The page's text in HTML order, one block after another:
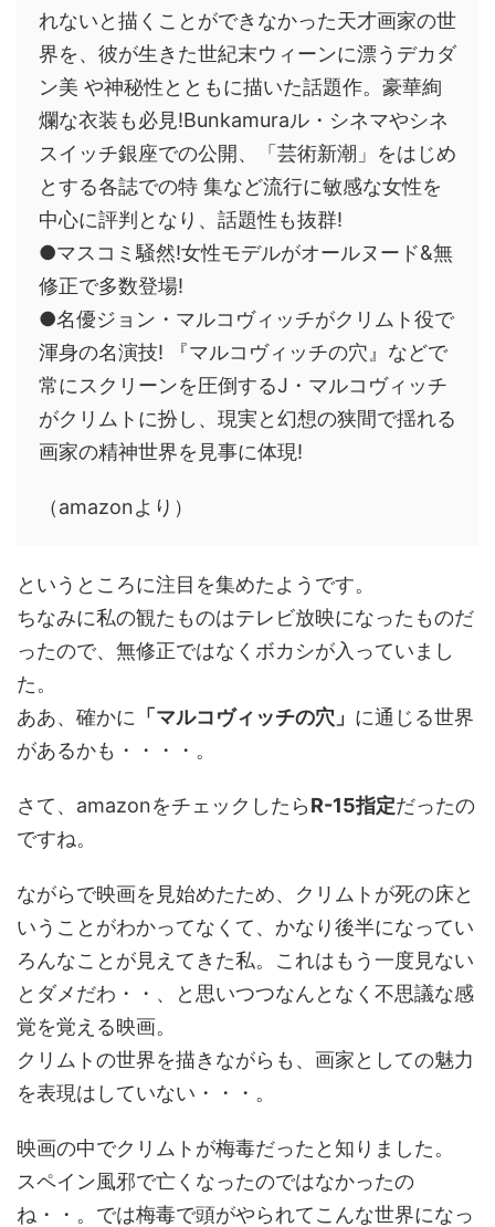
れないと描くことができなかった天才画家の世
界を、彼が生きた世紀末ウィーンに漂うデカダ
ン美 や神秘性とともに描いた話題作。豪華絢
爛な衣装も必見!Bunkamuraル・シネマやシネ
スイッチ銀座での公開、「芸術新潮」をはじめ
とする各誌での特 集など流行に敏感な女性を
中心に評判となり、話題性も抜群!
●マスコミ騒然!女性モデルがオールヌード&無
修正で多数登場!
●名優ジョン・マルコヴィッチがクリムト役で
渾身の名演技! 『マルコヴィッチの穴』などで
常にスクリーンを圧倒するJ・マルコヴィッチ
がクリムトに扮し、現実と幻想の狭間で揺れる
画家の精神世界を見事に体現!
（amazonより）
というところに注目を集めたようです。
ちなみに私の観たものはテレビ放映になったものだ
ったので、無修正ではなくボカシが入っていまし
た。
ああ、確かに 「マルコヴィッチの穴」 に通じる世界
があるかも・・・・。
さて、amazonをチェックしたらR-15指定だったの
ですね。
ながらで映画を見始めたため、クリムトが死の床と
いうことがわかってなくて、かなり後半になってい
ろんなことが見えてきた私。これはもう一度見ない
とダメだわ・・、と思いつつなんとなく不思議な感
覚を覚える映画。
クリムトの世界を描きながらも、画家としての魅力
を表現はしていない・・・。
映画の中でクリムトが梅毒だったと知りました。
スペイン風邪で亡くなったのではなかったの
ね・・。では梅毒で頭がやられてこんな世界になっ